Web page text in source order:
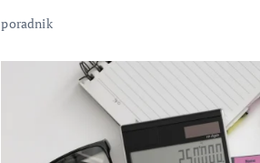
poradnik